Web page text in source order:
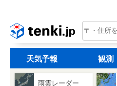
tenki.jp
天気予報 観測
雨雲レーダー